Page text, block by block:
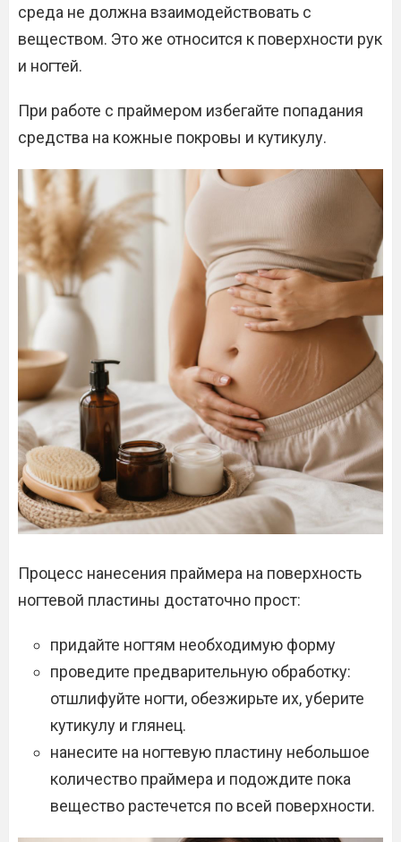
среда не должна взаимодействовать с
веществом. Это же относится к поверхности рук
и ногтей.
При работе с праймером избегайте попадания
средства на кожные покровы и кутикулу.
Процесс нанесения праймера на поверхность
ногтевой пластины достаточно прост:
придайте ногтям необходимую форму
проведите предварительную обработку:
отшлифуйте ногти, обезжирьте их, уберите
кутикулу и глянец.
нанесите на ногтевую пластину небольшое
количество праймера и подождите пока
вещество растечется по всей поверхности.